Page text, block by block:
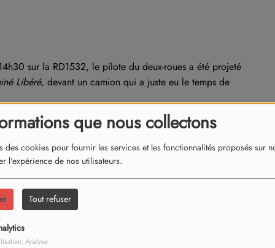
que nous collectons
des cookies pour fournir les services et les fonctionnalités proposés sur
l'expérience de nos utilisateurs.
Tout refuser
Analyse
sur la RD1532, le pilote du deux-roues a été projeté
Libéré, devant un camion qui a juste eu le temps de
de Grenoble légèrement blessée.